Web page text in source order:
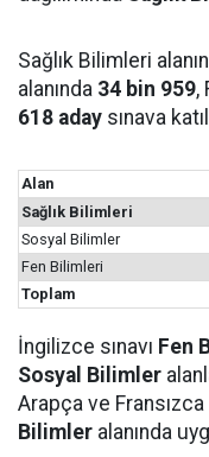
Sağlık Bilimleri
alanında 34 bin 959,
618 aday sınava
Alan
Sağlık Bilimleri
Sosyal Bilimler
Fen Bilimleri
Toplam
İngilizce sınavı Fen
Sosyal Bilimler
Arapça ve Fransızca
Bilimler alanında